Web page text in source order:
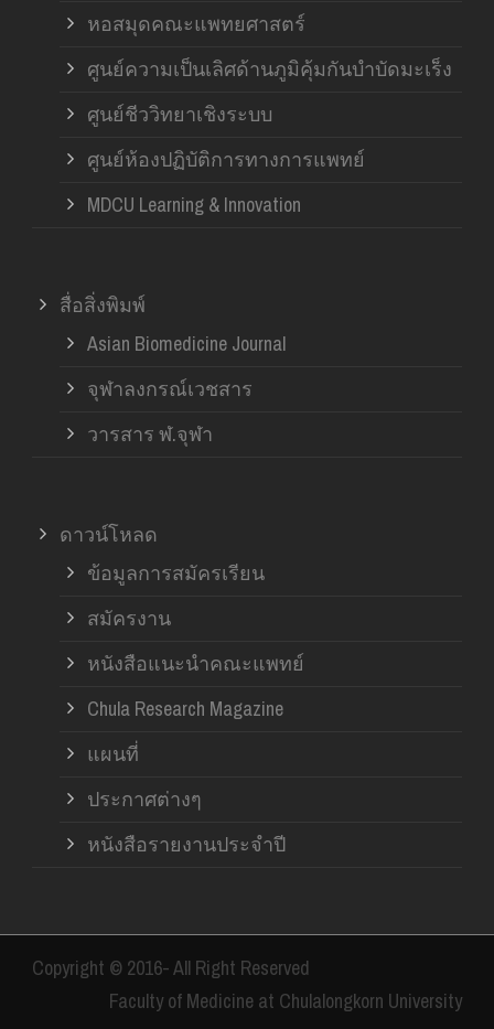
หอสมุดคณะแพทยศาสตร์
ศูนย์ความเป็นเลิศด้านภูมิคุ้มกันบำบัดมะเร็ง
ศูนย์ชีววิทยาเชิงระบบ
ศูนย์ห้องปฏิบัติการทางการแพทย์
MDCU Learning & Innovation
สื่อสิ่งพิมพ์
Asian Biomedicine Journal
จุฬาลงกรณ์เวชสาร
วารสาร ฬ.จุฬา
ดาวน์โหลด
ข้อมูลการสมัครเรียน
สมัครงาน
หนังสือแนะนำคณะแพทย์
Chula Research Magazine
แผนที่
ประกาศต่างๆ
หนังสือรายงานประจำปี
Copyright © 2016- All Right Reserved
Faculty of Medicine at Chulalongkorn University